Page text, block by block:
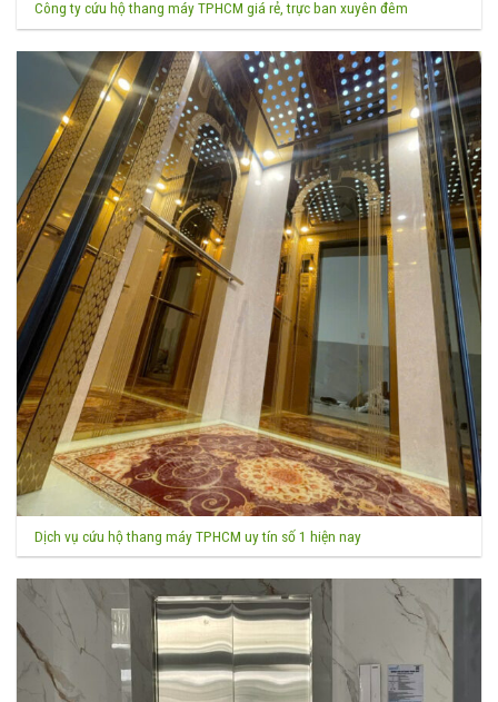
Công ty cứu hộ thang máy TPHCM giá rẻ, trực ban xuyên đêm
Dịch vụ cứu hộ thang máy TPHCM uy tín số 1 hiện nay